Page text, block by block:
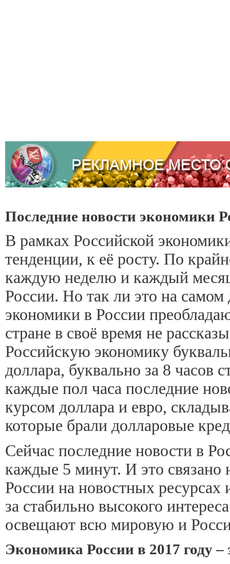
Последние новости экономики
В рамках Российской
тенденции, к её росту. По
каждую неделю и каждый
России. Но так ли это на
экономики в России
стране в своё время не
Российскую экономику
доллара, буквально за 8 часов
каждые пол часа последние
курсом доллара и евро,
которые брали долларовые
Сейчас последние новости в
каждые 5 минут. И это
России на новостных ресурсах
за стабильно высокого
освещают всю мировую и
Экономика России в 2017 году –